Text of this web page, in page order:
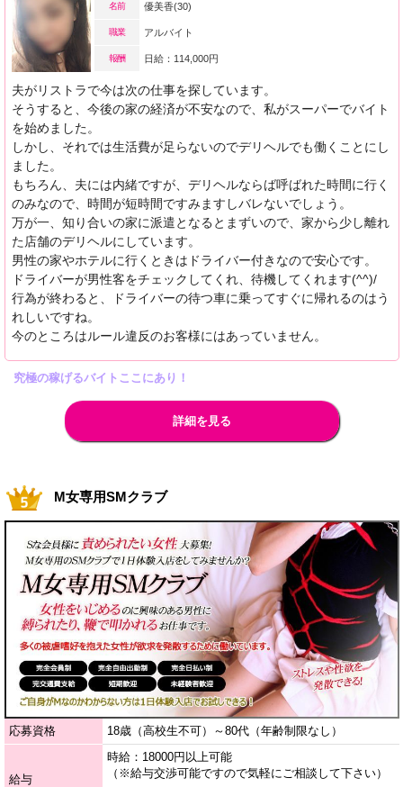
名前 優美香(30)
職業 アルバイト
報酬 日給：114,000円
夫がリストラで今は次の仕事を探しています。
そうすると、今後の家の経済が不安なので、私がスーパーでバイト
を始めました。
しかし、それでは生活費が足らないのでデリヘルでも働くことにし
ました。
もちろん、夫には内緒ですが、デリヘルならば呼ばれた時間に行く
のみなので、時間が短時間ですみますしバレないでしょう。
万が一、知り合いの家に派遣となるとまずいので、家から少し離れ
た店舗のデリヘルにしています。
男性の家やホテルに行くときはドライバー付きなので安心です。
ドライバーが男性客をチェックしてくれ、待機してくれます(^^)/
行為が終わると、ドライバーの待つ車に乗ってすぐに帰れるのはう
れしいですね。
今のところはルール違反のお客様にはあっていません。
究極の稼げるバイトここにあり！
詳細を見る
M女専用SMクラブ
応募資格 18歳（高校生不可）～80代（年齢制限なし）
給与
時給：18000円以上可能
（※給与交渉可能ですので気軽にご相談して下さい）